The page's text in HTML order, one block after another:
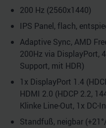
200 Hz (2560x1440)
IPS Panel, flach,
Adaptive Sync, AMD
200Hz via DisplayPort,
Support, mit HDR)
1x DisplayPort 1.4
HDMI 2.0 (HDCP 2.2,
Klinke Line-Out, 1x DC-
Standfuß, neigbar